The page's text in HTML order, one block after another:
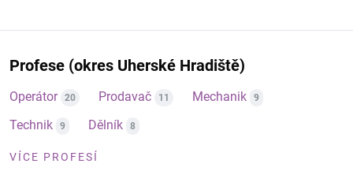
Profese (okres Uherské Hradiště)
Operátor 20 Prodavač 11 Mechanik 9
Technik 9 Dělník 8
VÍCE PROFESÍ